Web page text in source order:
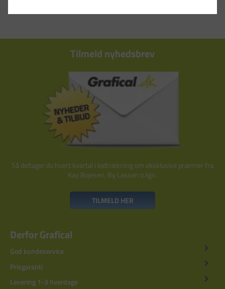
Tilmeld nyhedsbrev
Så deltager du hvert kvartal i lodtrækning om eksklusive præmier fra
Kay Bojesen, By Lassen o.lign.
TILMELD HER
Derfor Grafical
God kundeservice
Prisgaranti
Levering 1-3 hverdage